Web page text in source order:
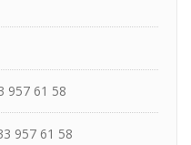
957 61 58
957 61 58